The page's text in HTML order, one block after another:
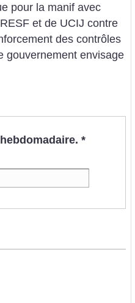
pour la manif avec
et de UCIJ contre
des contrôles
gouvernement envisage
*